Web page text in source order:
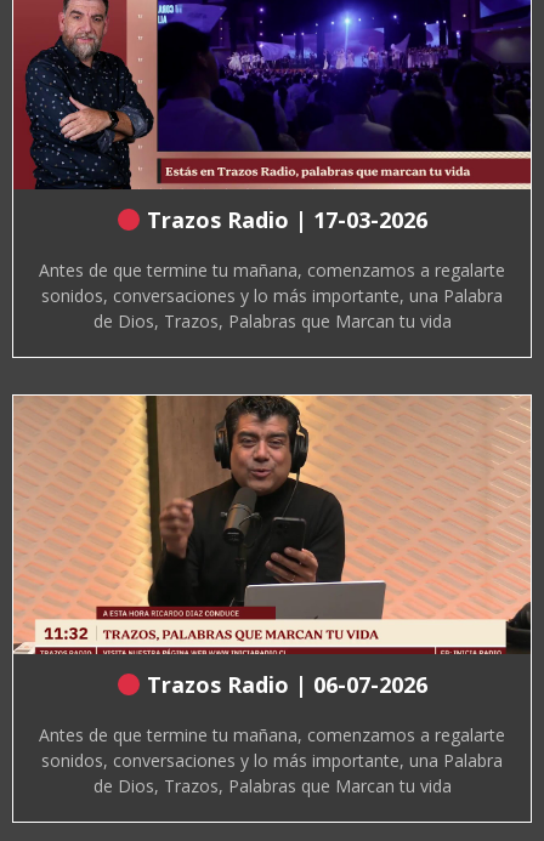
Trazos Radio | 17-03-2026
Antes de que termine tu mañana, comenzamos a regalarte
sonidos, conversaciones y lo más importante, una Palabra
de Dios, Trazos, Palabras que Marcan tu vida
Trazos Radio | 06-07-2026
Antes de que termine tu mañana, comenzamos a regalarte
sonidos, conversaciones y lo más importante, una Palabra
de Dios, Trazos, Palabras que Marcan tu vida